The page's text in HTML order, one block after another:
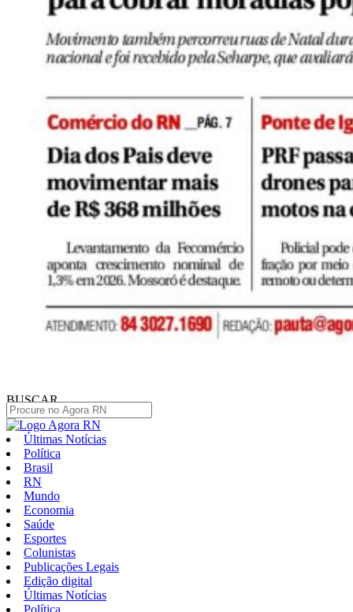
BUSCAR
Últimas Notícias
Política
Brasil
RN
Mundo
Economia
Saúde
Esportes
Colunistas
Publicações Legais
Edição digital
Últimas Notícias
Política